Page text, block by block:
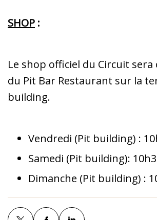
SHOP :
Le shop officiel du Circuit
du Pit Bar Restaurant sur la
building.
Vendredi (Pit building) :
Samedi (Pit building):
Dimanche (Pit building) :